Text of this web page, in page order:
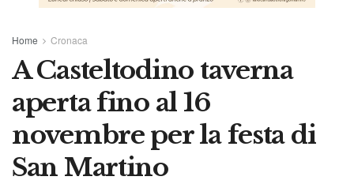
Home Cronaca
A Casteltodino taverna
aperta fino al 16
novembre per la festa di
San Martino